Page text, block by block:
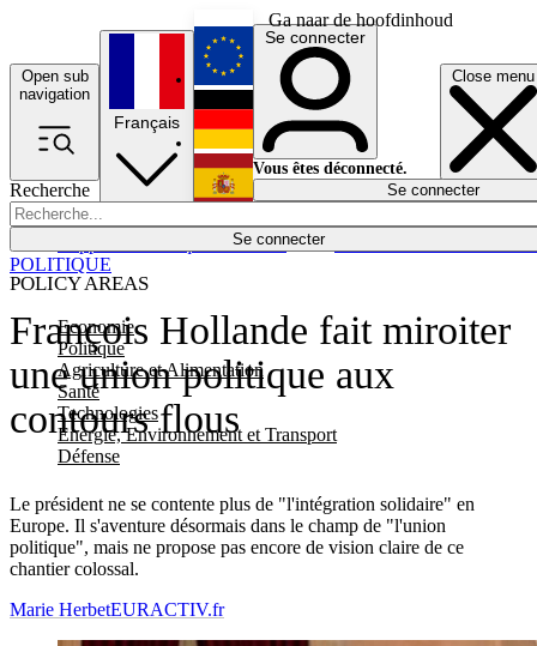
Ga naar de hoofdinhoud
Open sub
navigation
Close menu
Recherche
Se connecter
POLICY AREAS
Economie
Politique
Agriculture et Alimentation
Santé
Technologies
Energie, Environnement et Transport
Défense
Économie
Français
English
Deutsch
Español
Se connecter
Vous êtes déconnecté.
Se connecter
François Hollande fait miroiter
une union politique aux
contours flous
Le président ne se contente plus de "l'intégration solidaire" en
Europe. Il s'aventure désormais dans le champ de "l'union
politique", mais ne propose pas encore de vision claire de ce
chantier colossal.
POLITIQUE
Marie HerbetEURACTIV.fr